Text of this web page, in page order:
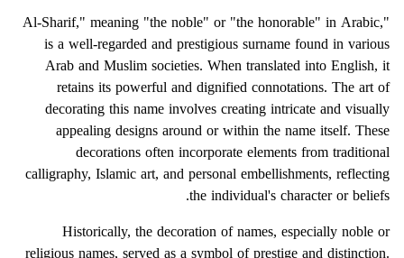
"Al-Sharif," meaning "the noble" or "the honorable" in Arabic,
is a well-regarded and prestigious surname found in various
Arab and Muslim societies. When translated into English, it
retains its powerful and dignified connotations. The art of
decorating this name involves creating intricate and visually
appealing designs around or within the name itself. These
decorations often incorporate elements from traditional
calligraphy, Islamic art, and personal embellishments, reflecting
the individual's character or beliefs.
Historically, the decoration of names, especially noble or